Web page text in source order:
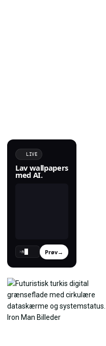
LIVE
Lav wallpapers
med AI.
› Prøv